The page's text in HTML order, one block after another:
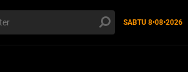
SABTU 8•08•2026